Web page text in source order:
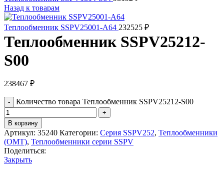
Назад к товарам
Теплообменник SSPV25001-A64 232525 ₽
Теплообменник SSPV25212-
S00
238467 ₽
Количество товара Теплообменник SSPV25212-S00
В корзину
Артикул: 35240 Категории: Серия SSPV252, Теплообменники
(OMT), Теплообменники серии SSPV
Поделиться:
Закрыть